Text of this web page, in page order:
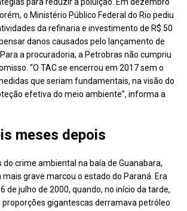
o Ministério Público Federal do Rio pediu
da refinaria e investimento de R$ 50
danos causados pelo lançamento de
a procuradoria, a Petrobras não cumpriu
“O TAC se encerrou em 2017 sem o
que seriam fundamentais, na visão do
efetiva do meio ambiente”, informa a
meses depois
do crime ambiental na baía de Guanabara,
grave marcou o estado do Paraná. Era
de julho de 2000, quando, no início da tarde,
gigantescas derramava petróleo